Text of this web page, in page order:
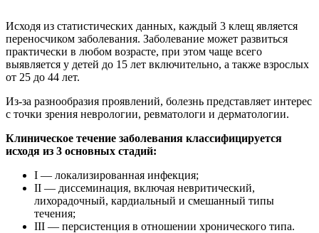
Исходя из статистических данных, каждый 3 клещ является
переносчиком заболевания. Заболевание может развиться
практически в любом возрасте, при этом чаще всего
выявляется у детей до 15 лет включительно, а также взрослых
от 25 до 44 лет.
Из-за разнообразия проявлений, болезнь представляет интерес
с точки зрения неврологии, ревматологи и дерматологии.
Клиническое течение заболевания классифицируется
исходя из 3 основных стадий:
I — локализированная инфекция;
II — диссеминация, включая невритический,
лихорадочный, кардиальный и смешанный типы
течения;
III — персистенция в отношении хронического типа.